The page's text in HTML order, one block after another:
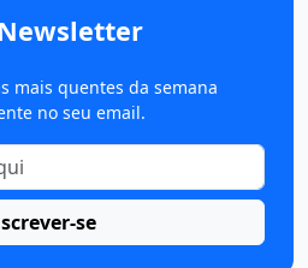
Newsletter
mais quentes da semana
no seu email.
se